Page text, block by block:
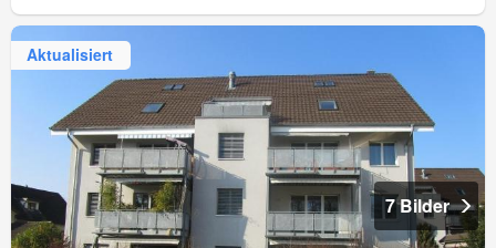
Aktualisiert
7 Bilder